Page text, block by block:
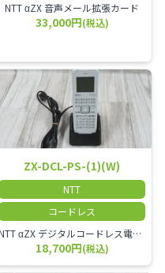
NTT αZX 音声メール拡張カード
33,000円(税込)
ZX-DCL-PS-(1)(W)
NTT
コードレス
NTT αZX デジタルコードレス電話機 対応主装置及びアンテナを使用してご利用いただけます。 特に工場や倉庫等、オフィスから離れたところで作業をされている方に適しています。
18,700円(税込)